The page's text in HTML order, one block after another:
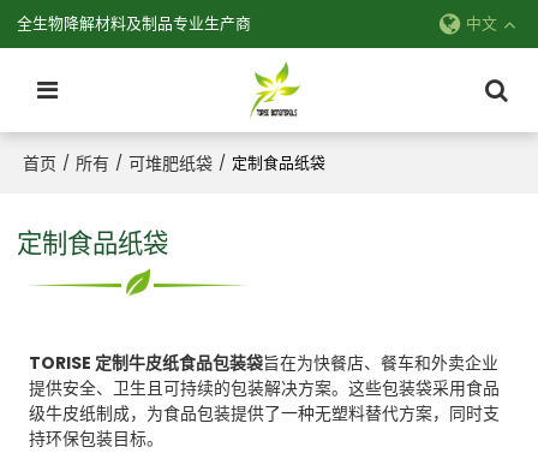
全生物降解材料及制品专业生产商 中文
首页 / 所有 / 可堆肥纸袋 / 定制食品纸袋
定制食品纸袋
TORISE 定制牛皮纸食品包装袋旨在为快餐店、餐车和外卖企业
提供安全、卫生且可持续的包装解决方案。这些包装袋采用食品
级牛皮纸制成，为食品包装提供了一种无塑料替代方案，同时支
持环保包装目标。